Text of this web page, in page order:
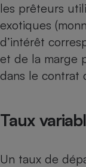
les prêteurs
exotiques
d’intérêt
et de la marge
dans le contrat
Taux
Un taux de